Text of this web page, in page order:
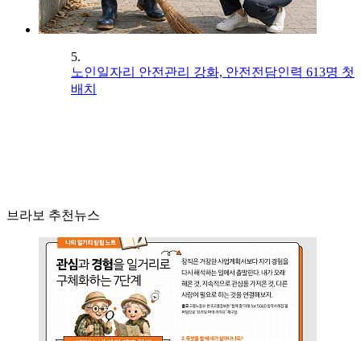
5.
노인일자리 안전관리 강화, 안전전담인력 613명 첫
배치
브라보 추천뉴스